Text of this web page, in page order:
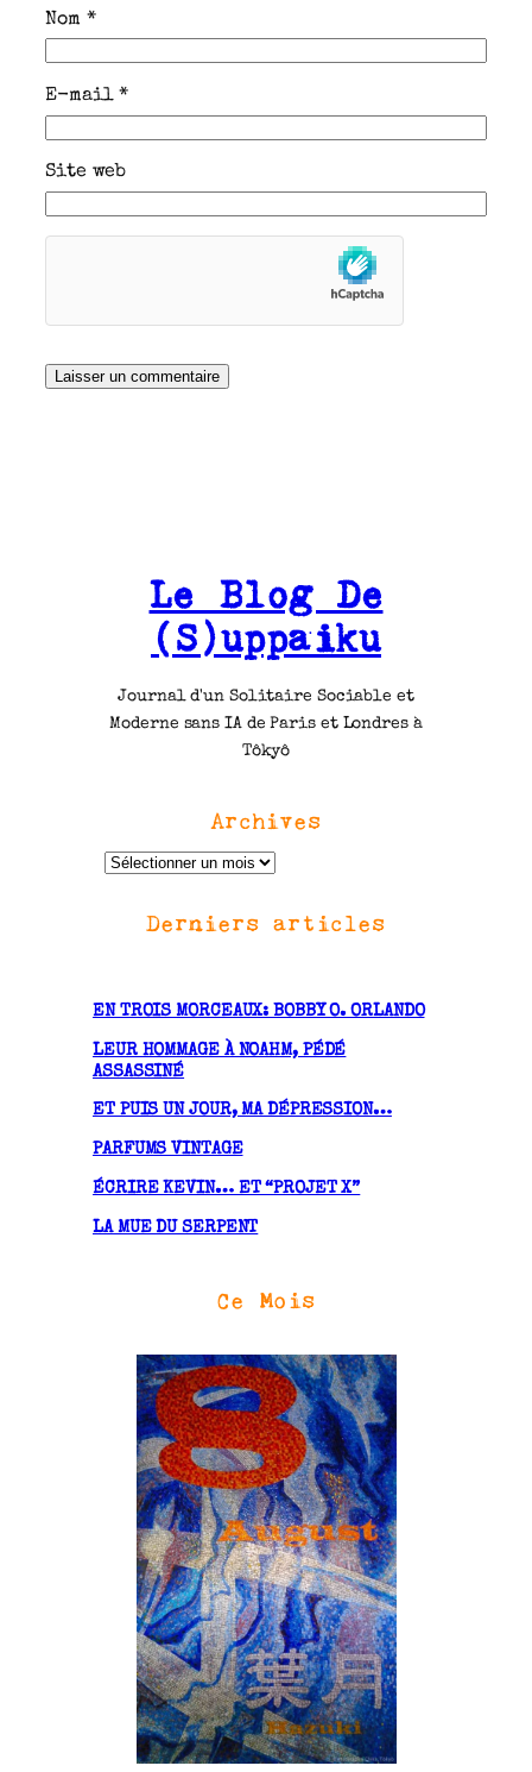
Nom *
E-mail*
Site web
Le Blog De
(S)uppaiku
Journal d'un Solitaire Sociable et
Moderne sans IA de Paris et Londres à
Tôkyô
Archives
A
v
s
Derniers articles
EN TROIS MORCEAUX: BOBBY O. ORLANDO
LEUR HOMMAGE À NOAHM, PÉDÉ
ASSASSINÉ
ET PUIS UN JOUR, MA DÉPRESSION…
PARFUMS VINTAGE
ÉCRIRE KEVIN… ET “PROJET X”
LA MUE DU SERPENT
Ce Mois